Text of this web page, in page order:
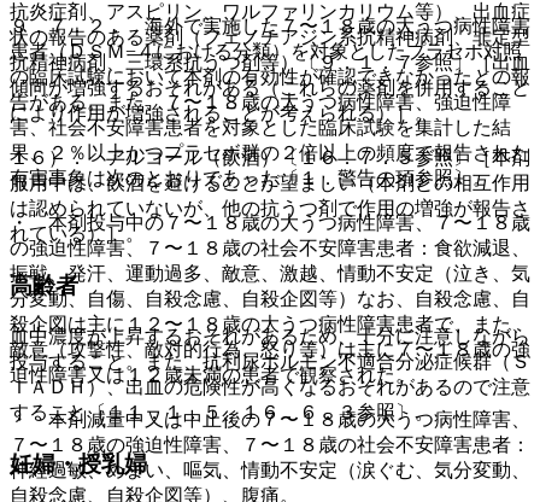
９．７．２． 海外で実施した７〜１８歳の大うつ病性障害
患者（ＤＳＭ−４における分類）を対象としたプラセボ対照
の臨床試験において本剤の有効性が確認できなかったとの報
告がある。また、７〜１８歳の大うつ病性障害、強迫性障
害、社会不安障害患者を対象とした臨床試験を集計した結
果、２％以上かつプラセボ群の２倍以上の頻度で報告された
有害事象は次のとおりであった〔１．警告の項参照〕。
・ 本剤投与中の７〜１８歳の大うつ病性障害、７〜１８歳
の強迫性障害、７〜１８歳の社会不安障害患者：食欲減退、
振戦、発汗、運動過多、敵意、激越、情動不安定（泣き、気
分変動、自傷、自殺念慮、自殺企図等）なお、自殺念慮、自
殺企図は主に１２〜１８歳の大うつ病性障害患者で、また、
敵意（攻撃性、敵対的行為、怒り等）は主に７〜１８歳の強
迫性障害又は１２歳未満の患者で観察された。
・ 本剤減量中又は中止後の７〜１８歳の大うつ病性障害、
７〜１８歳の強迫性障害、７〜１８歳の社会不安障害患者：
神経過敏、めまい、嘔気、情動不安定（涙ぐむ、気分変動、
自殺念慮、自殺企図等）、腹痛。
抗炎症剤、アスピリン、ワルファリンカリウム等）、出血症
状の報告のある薬剤（フェノチアジン系抗精神病剤、非定型
抗精神病剤、三環系抗うつ剤等）〔９．１．７参照〕［出血
傾向が増強するおそれがある（これらの薬剤を併用すること
により作用が増強されることが考えられる）］。
１６）． アルコール（飲酒）〔１６．７．５参照〕［本剤
服用中は、飲酒を避けることが望ましい（本剤との相互作用
は認められていないが、他の抗うつ剤で作用の増強が報告さ
れている）］。
高齢者
血中濃度が上昇するおそれがあるため、十分に注意しながら
投与すること。また、抗利尿ホルモン不適合分泌症候群（Ｓ
ＩＡＤＨ）、出血の危険性が高くなるおそれがあるので注意
すること〔１１．１．５、１６．６．３参照〕。
妊婦・授乳婦